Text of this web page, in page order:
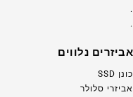
.
.
אביזרים נלווים
כונן SSD
אביזרי סלולר